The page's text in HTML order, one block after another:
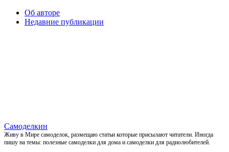
Об авторе
Недавние публикации
Самоделкин
Живу в Мире самоделок, размещаю статьи которые присылают читатели. Иногда
пишу на темы: полезные самоделки для дома и самоделки для радиолюбителей.